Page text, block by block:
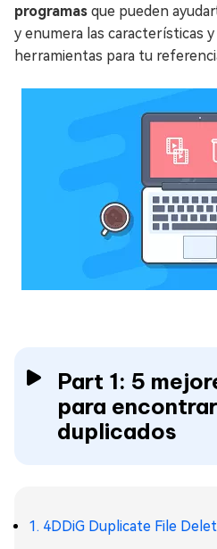
programas que pueden
y enumera las características
herramientas para tu
Part 1: 5
para
duplicados
1. 4DDiG Duplicate File